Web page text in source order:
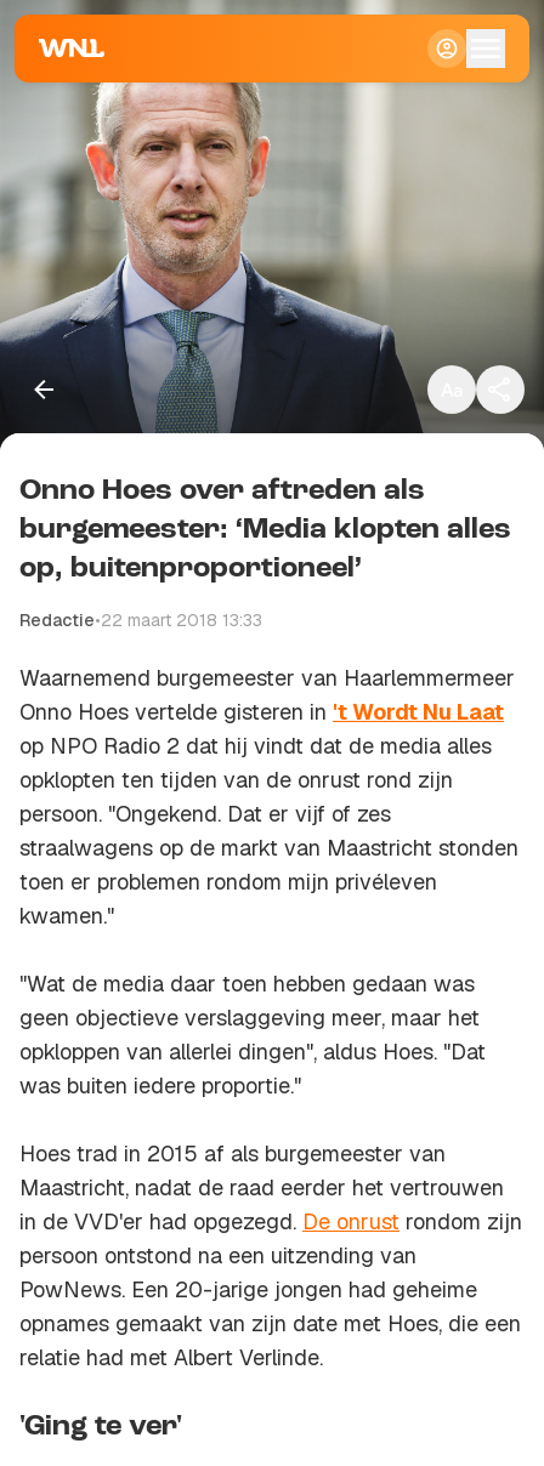
Groot
Kopieer link
Onno Hoes over aftreden als
burgemeester: ‘Media klopten alles
op, buitenproportioneel’
Redactie•22 maart 2018 13:33
Waarnemend burgemeester van Haarlemmermeer
Onno Hoes vertelde gisteren in 't Wordt Nu Laat
op NPO Radio 2 dat hij vindt dat de media alles
opklopten ten tijden van de onrust rond zijn
persoon. "Ongekend. Dat er vijf of zes
straalwagens op de markt van Maastricht stonden
toen er problemen rondom mijn privéleven
kwamen."
"Wat de media daar toen hebben gedaan was
geen objectieve verslaggeving meer, maar het
opkloppen van allerlei dingen", aldus Hoes. "Dat
was buiten iedere proportie."
Hoes trad in 2015 af als burgemeester van
Maastricht, nadat de raad eerder het vertrouwen
in de VVD'er had opgezegd. De onrust rondom zijn
persoon ontstond na een uitzending van
PowNews. Een 20-jarige jongen had geheime
opnames gemaakt van zijn date met Hoes, die een
relatie had met Albert Verlinde.
'Ging te ver'